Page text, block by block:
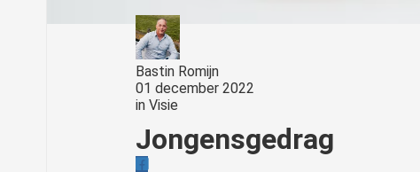
Bastin Romijn
01 december 2022
in Visie
Jongensgedrag